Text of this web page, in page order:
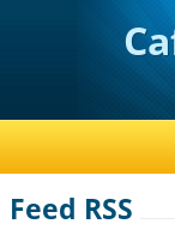
Feed RSS